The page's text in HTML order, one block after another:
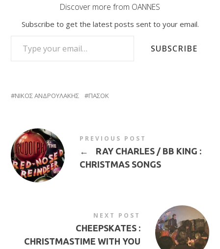
Discover more from OANNES
Subscribe to get the latest posts sent to your email.
TYPE YOUR EMAIL…
SUBSCRIBE
ΝΙΚΟΣ ΑΝΔΡΟΥΛΑΚΗΣ ΠΑΣΟΚ
PREVIOUS POST
←
RAY CHARLES / BB KING :
CHRISTMAS SONGS
NEXT POST
CHEEPSKATES :
CHRISTMASTIME WITH YOU